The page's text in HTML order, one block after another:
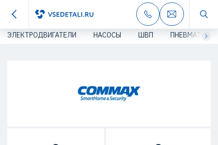
ЭЛЕКТРОДВИГАТЕЛИ НАСОСЫ ШВП ПНЕВМАТИКА